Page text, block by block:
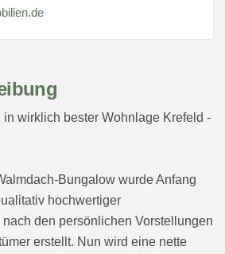
wirklich bester Wohnlage Krefeld -
Bungalow wurde Anfang
hochwertiger
den persönlichen Vorstellungen
erstellt. Nun wird eine nette